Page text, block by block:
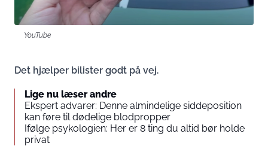
YouTube
Det hjælper bilister godt på vej.
Lige nu læser andre
Ekspert advarer: Denne almindelige siddeposition
kan føre til dødelige blodpropper
Ifølge psykologien: Her er 8 ting du altid bør holde
privat